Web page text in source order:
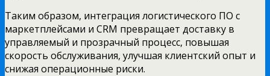
Таким образом, интеграция логистического ПО с
маркетплейсами и CRM превращает доставку в
управляемый и прозрачный процесс, повышая
скорость обслуживания, улучшая клиентский опыт и
снижая операционные риски.